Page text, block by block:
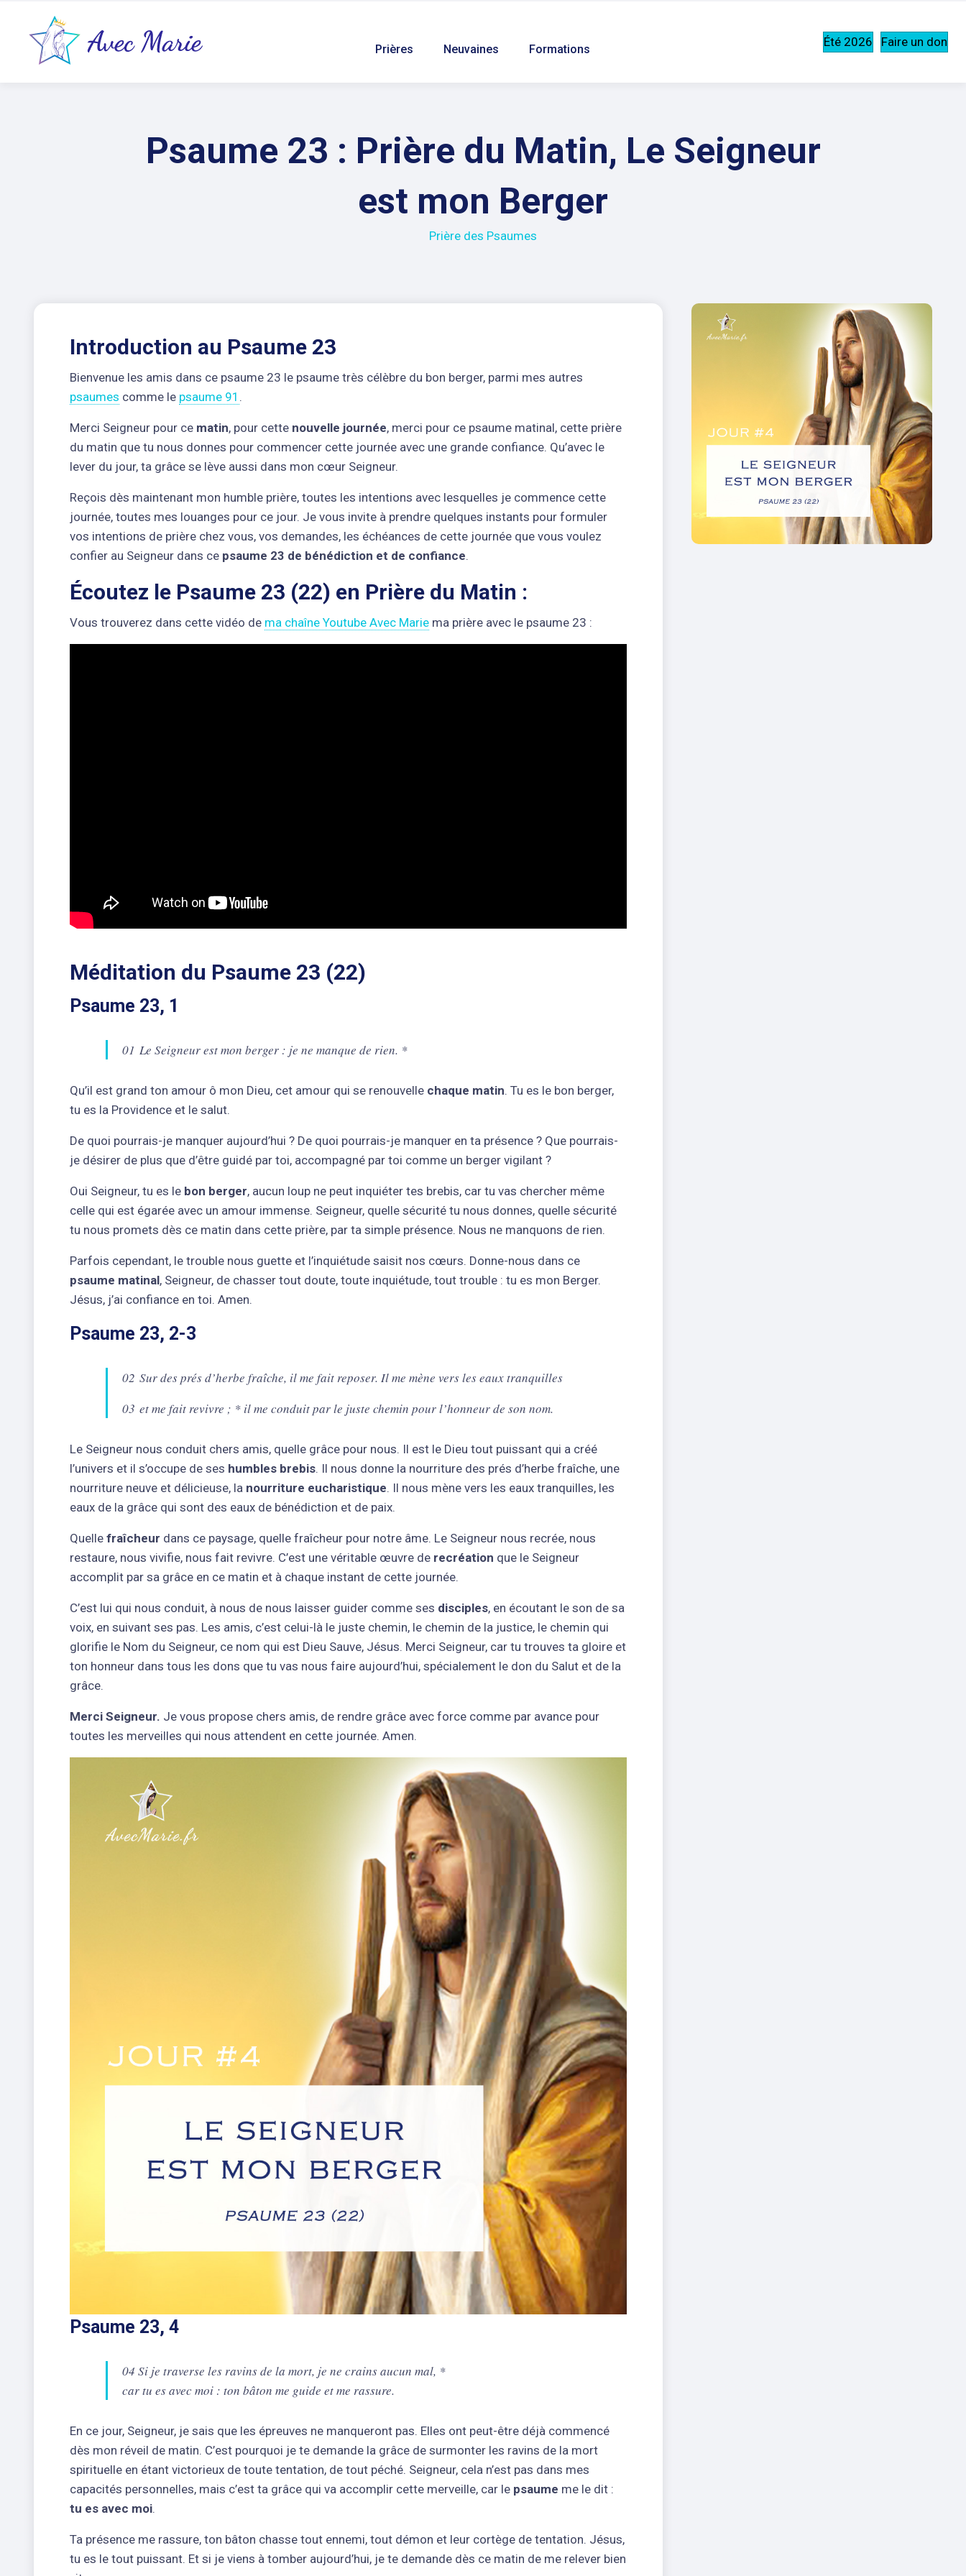
Prières Neuvaines Formations
Été 2026 Faire un don
Psaume 23 : Prière du Matin, Le Seigneur
est mon Berger
Prière des Psaumes
Introduction au Psaume 23
Bienvenue les amis dans ce psaume 23 le psaume très célèbre du bon berger, parmi mes autres
psaumes comme le psaume 91 .
Merci Seigneur pour ce matin, pour cette nouvelle journée, merci pour ce psaume matinal, cette prière
du matin que tu nous donnes pour commencer cette journée avec une grande confiance. Qu’avec le
lever du jour, ta grâce se lève aussi dans mon cœur Seigneur.
Reçois dès maintenant mon humble prière, toutes les intentions avec lesquelles je commence cette
journée, toutes mes louanges pour ce jour. Je vous invite à prendre quelques instants pour formuler
vos intentions de prière chez vous, vos demandes, les échéances de cette journée que vous voulez
confier au Seigneur dans ce psaume 23 de bénédiction et de confiance.
Écoutez le Psaume 23 (22) en Prière du Matin :
Vous trouverez dans cette vidéo de ma chaîne Youtube Avec Marie ma prière avec le psaume 23 :
Méditation du Psaume 23 (22)
Psaume 23, 1
01 Le Seigneur est mon berger : je ne manque de rien. *
Qu’il est grand ton amour ô mon Dieu, cet amour qui se renouvelle chaque matin. Tu es le bon berger,
tu es la Providence et le salut.
De quoi pourrais-je manquer aujourd’hui ? De quoi pourrais-je manquer en ta présence ? Que pourrais-
je désirer de plus que d’être guidé par toi, accompagné par toi comme un berger vigilant ?
Oui Seigneur, tu es le bon berger, aucun loup ne peut inquiéter tes brebis, car tu vas chercher même
celle qui est égarée avec un amour immense. Seigneur, quelle sécurité tu nous donnes, quelle sécurité
tu nous promets dès ce matin dans cette prière, par ta simple présence. Nous ne manquons de rien.
Parfois cependant, le trouble nous guette et l’inquiétude saisit nos cœurs. Donne-nous dans ce
psaume matinal, Seigneur, de chasser tout doute, toute inquiétude, tout trouble : tu es mon Berger.
Jésus, j’ai confiance en toi. Amen.
Psaume 23, 2-3
02 Sur des prés d’herbe fraîche, il me fait reposer. Il me mène vers les eaux tranquilles
03 et me fait revivre ; * il me conduit par le juste chemin pour l’honneur de son nom.
Le Seigneur nous conduit chers amis, quelle grâce pour nous. Il est le Dieu tout puissant qui a créé
l’univers et il s’occupe de ses humbles brebis. Il nous donne la nourriture des prés d’herbe fraîche, une
nourriture neuve et délicieuse, la nourriture eucharistique. Il nous mène vers les eaux tranquilles, les
eaux de la grâce qui sont des eaux de bénédiction et de paix.
Quelle fraîcheur dans ce paysage, quelle fraîcheur pour notre âme. Le Seigneur nous recrée, nous
restaure, nous vivifie, nous fait revivre. C’est une véritable œuvre de recréation que le Seigneur
accomplit par sa grâce en ce matin et à chaque instant de cette journée.
C’est lui qui nous conduit, à nous de nous laisser guider comme ses disciples, en écoutant le son de sa
voix, en suivant ses pas. Les amis, c’est celui-là le juste chemin, le chemin de la justice, le chemin qui
glorifie le Nom du Seigneur, ce nom qui est Dieu Sauve, Jésus. Merci Seigneur, car tu trouves ta gloire et
ton honneur dans tous les dons que tu vas nous faire aujourd’hui, spécialement le don du Salut et de la
grâce.
Merci Seigneur. Je vous propose chers amis, de rendre grâce avec force comme par avance pour
toutes les merveilles qui nous attendent en cette journée. Amen.
Psaume 23, 4
04 Si je traverse les ravins de la mort, je ne crains aucun mal, *
car tu es avec moi : ton bâton me guide et me rassure.
En ce jour, Seigneur, je sais que les épreuves ne manqueront pas. Elles ont peut-être déjà commencé
dès mon réveil de matin. C’est pourquoi je te demande la grâce de surmonter les ravins de la mort
spirituelle en étant victorieux de toute tentation, de tout péché. Seigneur, cela n’est pas dans mes
capacités personnelles, mais c’est ta grâce qui va accomplir cette merveille, car le psaume me le dit :
tu es avec moi.
Ta présence me rassure, ton bâton chasse tout ennemi, tout démon et leur cortège de tentation. Jésus,
tu es le tout puissant. Et si je viens à tomber aujourd’hui, je te demande dès ce matin de me relever bien